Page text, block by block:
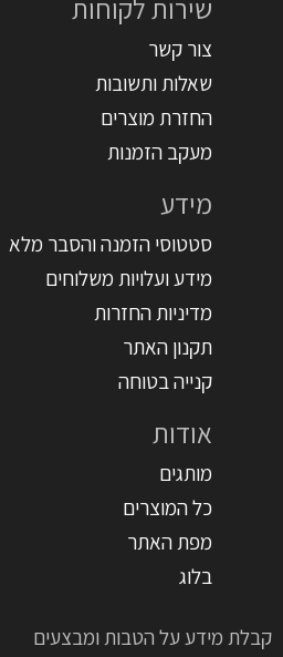
שירות לקוחות
צור קשר
שאלות ותשובות
החזרת מוצרים
מעקב הזמנות
מידע
סטטוסי הזמנה והסבר מלא
מידע ועלויות משלוחים
מדיניות החזרות
תקנון האתר
קנייה בטוחה
אודות
מותגים
כל המוצרים
מפת האתר
בלוג
קבלת מידע על הטבות ומבצעים